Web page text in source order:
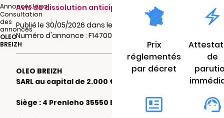
Annonces.legal
|
Consultation
des
annonces
|
OLEO
BREIZH
Avis de dissolution anticipée
Publié le 30/05/2026 dans le journal 7jours.fr
Numéro d'annonce : F14700368qv52
OLEO BREIZH
SARL au capital de 2.000 €
Siège : 4 Prenleho 35550 BRUC SUR AFF
Prix
réglementés
par décret
de